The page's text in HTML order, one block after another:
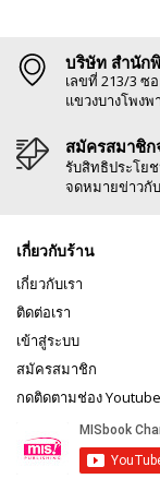
บริษัท สำนัก
เลขที่ 213/3 ซ
แขวงบางโพงพ
สมัครสมาชิ
รับสิทธิประโย
จดหมายข่าวกับ
เกี่ยวกับร้าน
เกี่ยวกับเรา
ติดต่อเรา
เข้าสู่ระบบ
สมัครสมาชิก
กดติดตามช่อง